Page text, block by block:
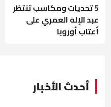
5 تحديات ومكاسب تنتظر
عبد الإله العمري على
أعتاب أوروبا
أحدث الأخبار